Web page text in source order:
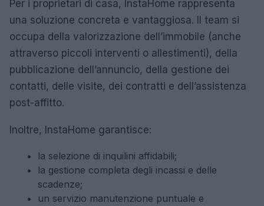
Per i proprietari di casa, InstaHome rappresenta
una soluzione concreta e vantaggiosa. Il team si
occupa della valorizzazione dell’immobile (anche
attraverso piccoli interventi o allestimenti), della
pubblicazione dell’annuncio, della gestione dei
contatti, delle visite, dei contratti e dell’assistenza
post-affitto.
Inoltre, InstaHome garantisce:
la selezione di inquilini affidabili;
la gestione completa degli incassi e delle
scadenze;
un servizio manutenzione puntuale e